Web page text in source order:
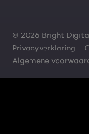
© 2026 Bright Digital
Privacyverklaring
Algemene